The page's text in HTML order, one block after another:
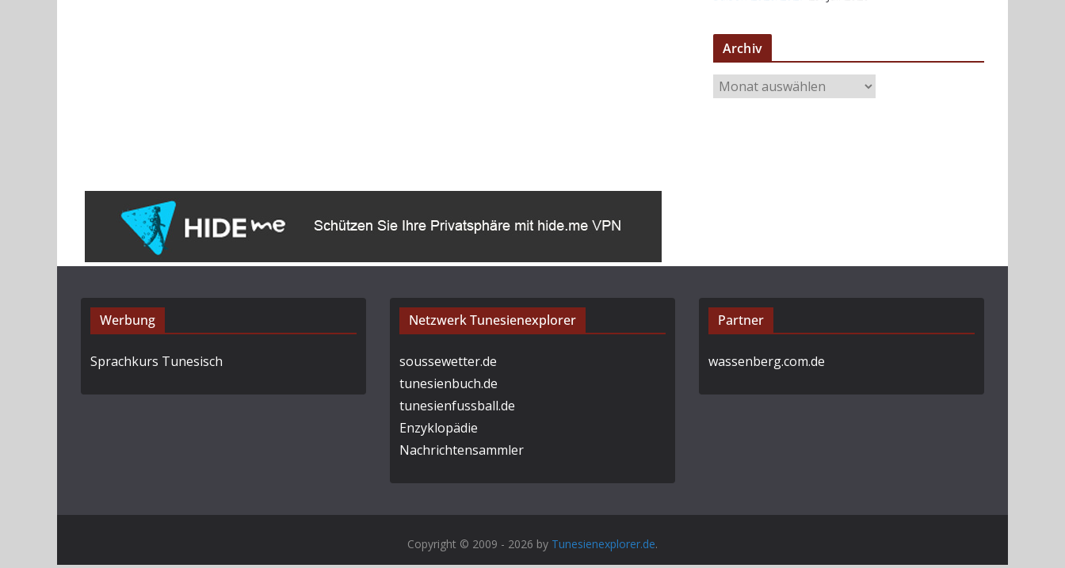
Archiv
r
Werbung
Sprachkurs Tunesisch
Netzwerk Tunesienexplorer
soussewetter.de
tunesienbuch.de
tunesienfussball.de
Enzyklopädie
Nachrichtensammler
Partner
wassenberg.com.de
Copyright © 2009 - 2026 by Tunesienexplorer.de.